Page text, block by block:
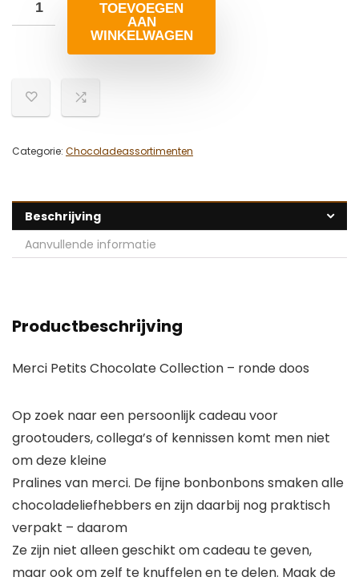
TOEVOEGEN
AAN
WINKELWAGEN
Categorie: Chocoladeassortimenten
Beschrijving
Aanvullende informatie
Productbeschrijving
Merci Petits Chocolate Collection – ronde doos
Op zoek naar een persoonlijk cadeau voor
grootouders, collega’s of kennissen komt men niet
om deze kleine
Pralines van merci. De fijne bonbonbons smaken alle
chocoladeliefhebbers en zijn daarbij nog praktisch
verpakt – daarom
Ze zijn niet alleen geschikt om cadeau te geven,
maar ook om zelf te knuffelen en te delen. Maak de